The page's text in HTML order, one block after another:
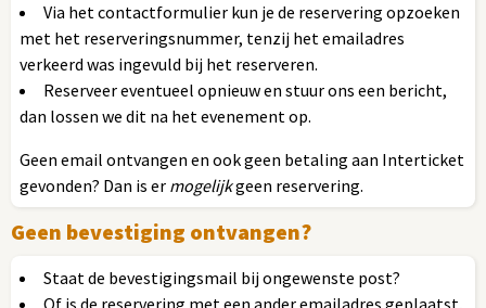
Via het contactformulier kun je de reservering opzoeken
met het reserveringsnummer, tenzij het emailadres
verkeerd was ingevuld bij het reserveren.
Reserveer eventueel opnieuw en stuur ons een bericht,
dan lossen we dit na het evenement op.
Geen email ontvangen en ook geen betaling aan Interticket
gevonden? Dan is er mogelijkgeen reservering.
Geen bevestiging ontvangen?
Staat de bevestigingsmail bij ongewenste post?
Of is de reservering met een ander emailadres geplaatst,